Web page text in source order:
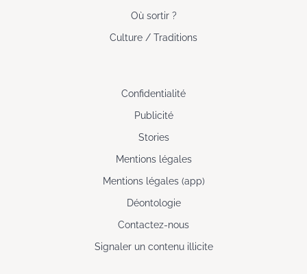
Où sortir ?
Culture / Traditions
Confidentialité
Publicité
Stories
Mentions légales
Mentions légales (app)
Déontologie
Contactez-nous
Signaler un contenu illicite